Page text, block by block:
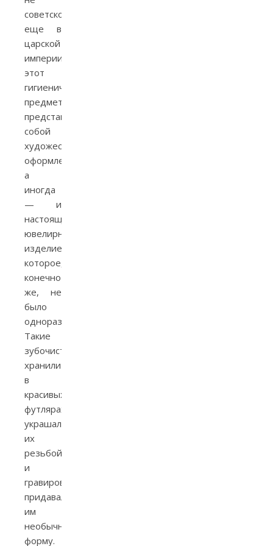
советское,
еще в
царской
империи
этот
гигиенический
предмет
представлял
собой
художественно
оформленное,
а
иногда
— и
настоящее
ювелирное
изделие,
которое,
конечно
же, не
было
одноразовым.
Такие
зубочистки
хранили
в
красивых
футлярах,
украшали
их
резьбой
и
гравировкой,
придавали
им
необычную
форму.